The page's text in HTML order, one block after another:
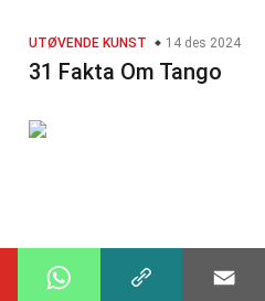
UTØVENDE KUNST 14 des 2024
31 Fakta Om Tango